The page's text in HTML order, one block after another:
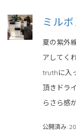
ミルボ
夏の紫外
アしてく
truthに入
頂きドラ
らさら感
公開済み: